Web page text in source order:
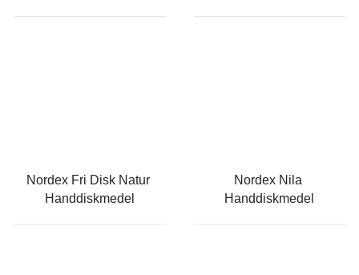
Nordex Fri Disk Natur
Handdiskmedel
Nordex Nila
Handdiskmedel